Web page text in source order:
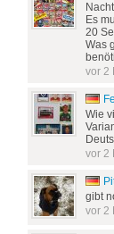
Es
20
Was
vor 2
Wie
vor 2
gibt
vor 2